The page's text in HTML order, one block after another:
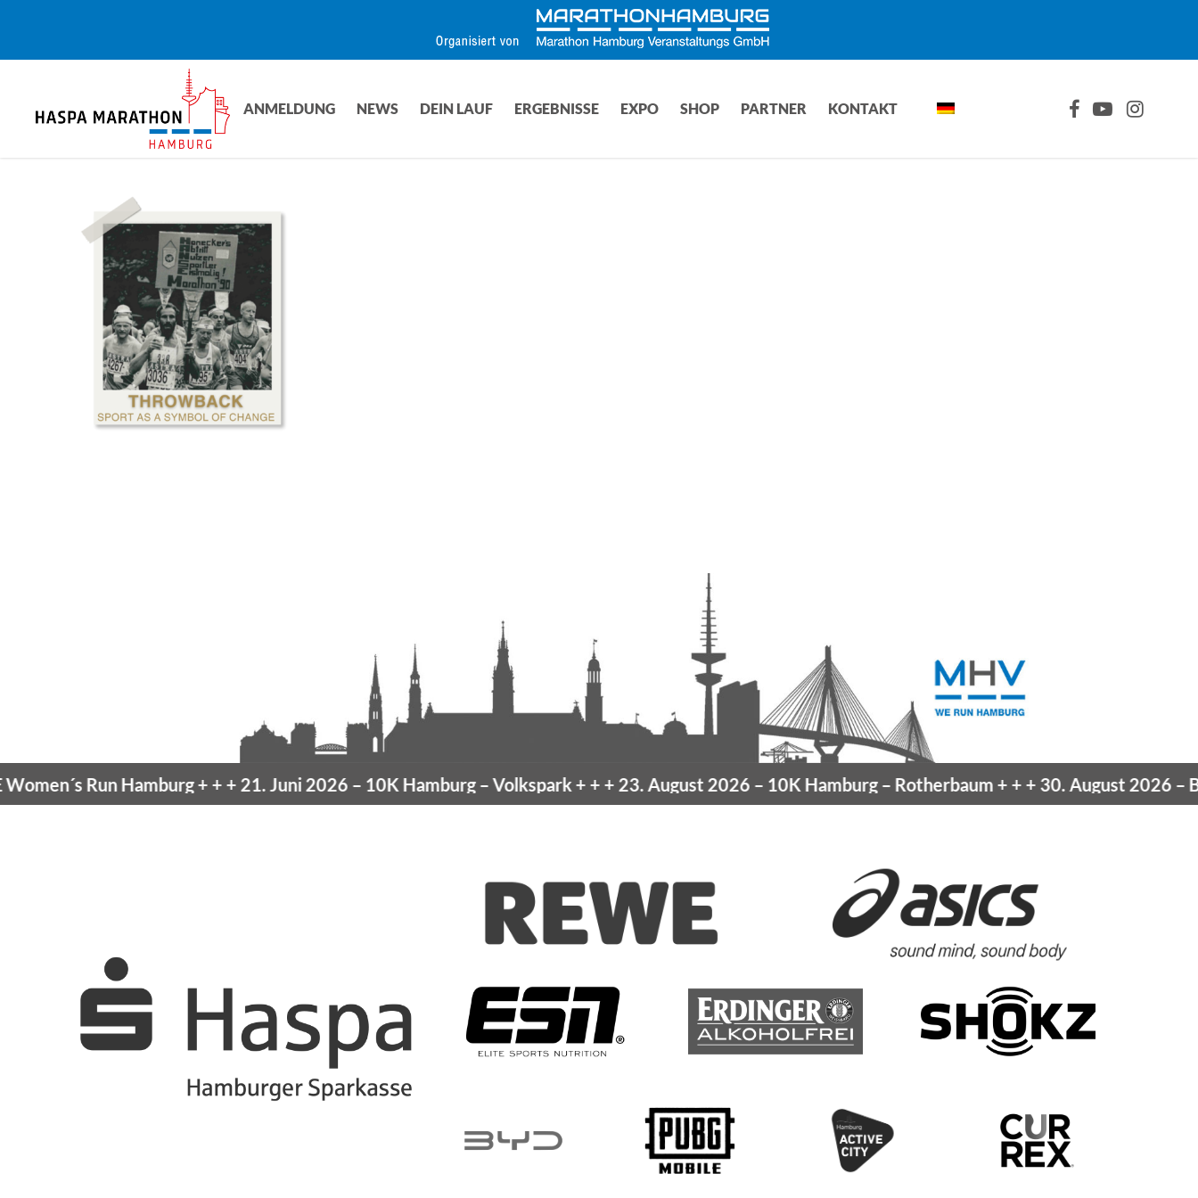
ANMELDUNG NEWS DEIN LAUF ERGEBNISSE EXPO SHOP PARTNER KONTAKT FACEBOOK
YOUTUBE
Run Hamburg+ + +21. Juni 2026 –10K Hamburg– Volkspark+ + +23. August 2026 –10K Hamburg– Rotherbaum+ + +30. August 2026 –